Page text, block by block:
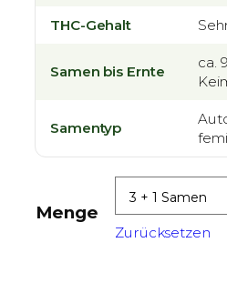
2
,
0
0
THC-Gehalt
Samen bis Ernte
ca.
Samentyp
Menge
Zurücksetzen